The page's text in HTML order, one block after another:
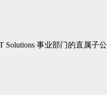
Solutions 事业部门的直属